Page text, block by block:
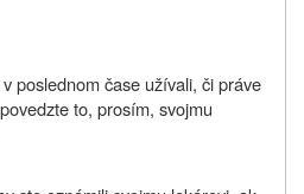
poslednom čase užívali, či práve
to, prosím, svojmu